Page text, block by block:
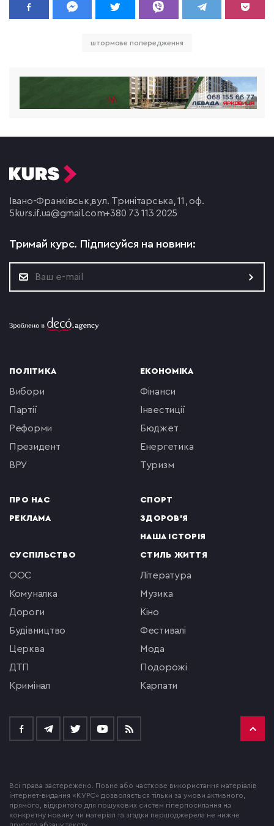
штормове попередження
Івано-Франківськ,вул. Тринітарська, 11, оф.
5 kurs.if.ua@gmail.com+380 73 113 2025
Тримай курс. Підписуйся на новини:
ПОЛІТИКА
вибори
партії
реформи
президент
ВРУ
ПРО НАС
РЕКЛАМА
ЕКОНОМІКА
фінанси
інвестиції
бюджет
енергетика
туризм
СПОРТ
ЗДОРОВ'Я
НАША ІСТОРІЯ
СУСПІЛЬСТВО
ООС
комуналка
Дороги
будівництво
церква
ДТП
кримінал
СТИЛЬ ЖИТТЯ
література
музика
кіно
фестивалі
мода
подорожі
Карпати
Всі права застережено. Повне або часткове використання матеріалів
інтернет-видання «КУРС» дозволяється тільки за умови активного,
прямого, відкритого для пошукових систем гіперпосилання на
конкретну новину чи матеріал та згадки першоджерела не нижче